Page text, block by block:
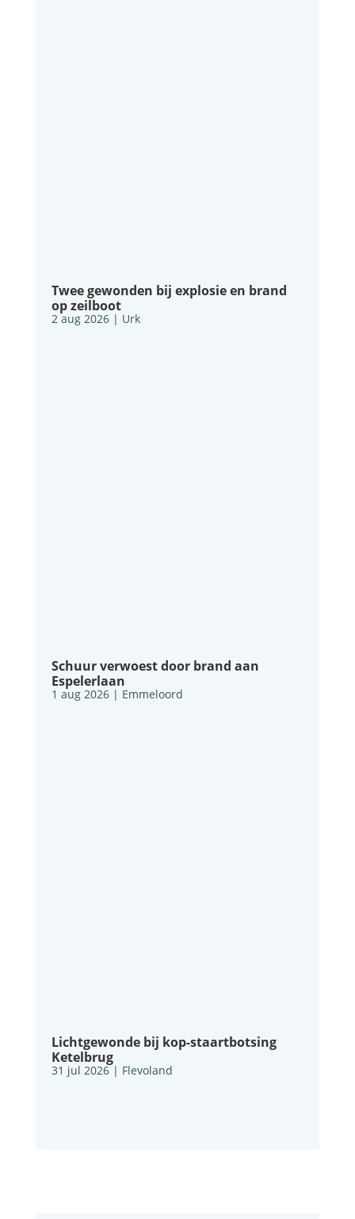
Twee gewonden bij explosie en brand
op zeilboot
2 aug 2026| Urk
Schuur verwoest door brand aan
Espelerlaan
1 aug 2026| Emmeloord
Lichtgewonde bij kop-staartbotsing
Ketelbrug
31 jul 2026| Flevoland